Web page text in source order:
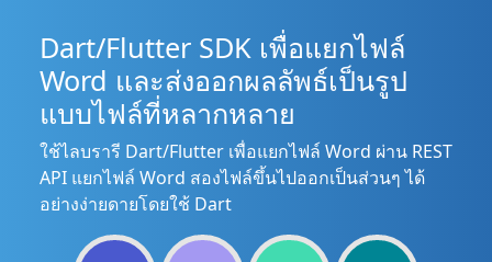
Dart/Flutter SDK เพื่อแยกไฟล์
Word และส่งออกผลลัพธ์เป็นรูป
แบบไฟล์ที่หลากหลาย
ใช้ไลบรารี Dart/Flutter เพื่อแยกไฟล์ Word ผ่าน REST
API แยกไฟล์ Word สองไฟล์ขึ้นไปออกเป็นส่วนๆ ได้
อย่างง่ายดายโดยใช้ Dart